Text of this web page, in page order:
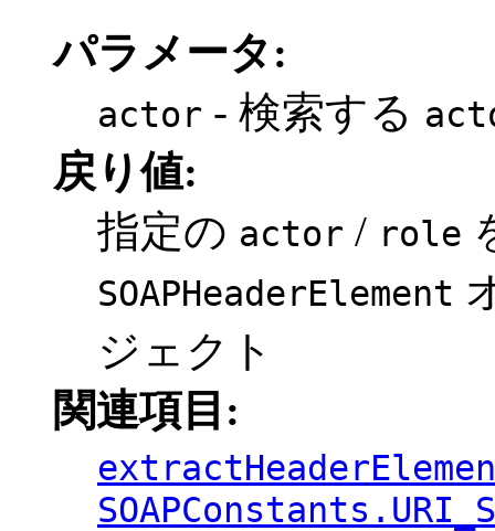
パラメータ:
actor - 検索する
戻り値:
指定の actor / role
SOAPHeaderElement
ジェクト
関連項目: